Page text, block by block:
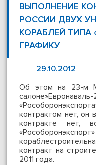
ВЫПОЛНЕНИЕ
РОССИИ ДВУХ
КОРАБЛЕЙ ТИПА
ГРАФИКУ
29.10.2012
Об этом на 23-м
контрактом нет, он
контракте нет,
контракт на
2011 года.